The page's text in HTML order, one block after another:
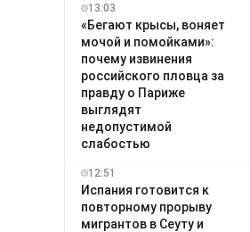
13:03
«Бегают крысы, воняет
мочой и помойками»:
почему извинения
российского пловца за
правду о Париже
выглядят
недопустимой
слабостью
12:51
Испания готовится к
повторному прорыву
мигрантов в Сеуту и